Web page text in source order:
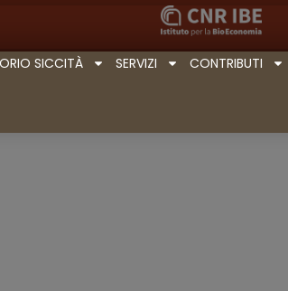
SICCITÀ SERVIZI CONTRIBUTI